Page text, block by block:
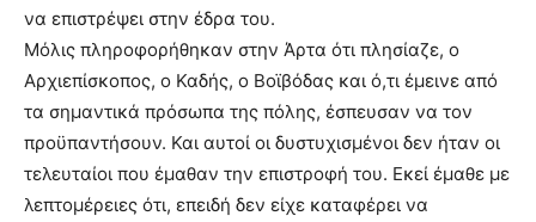
να επιστρέψει στην έδρα του.
Μόλις πληροφορήθηκαν στην Άρτα ότι πλησίαζε, ο
Αρχιεπίσκοπος, ο Καδής, ο Βοϊβόδας και ό,τι έμεινε από
τα σημαντικά πρόσωπα της πόλης, έσπευσαν να τον
προϋπαντήσουν. Και αυτοί οι δυστυχισμένοι δεν ήταν οι
τελευταίοι που έμαθαν την επιστροφή του. Εκεί έμαθε με
λεπτομέρειες ότι, επειδή δεν είχε καταφέρει να